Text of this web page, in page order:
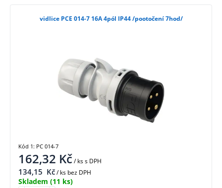
vidlice PCE 014-7 16A 4pól IP44 /pootočení 7hod/
162,32 Kč/ kss DPH
134,15 Kč/ ks bez DPH
Skladem (11 ks)
Kód 1: PC 014-7